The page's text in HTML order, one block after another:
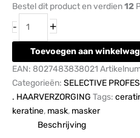
Bestel dit product en verdien12
- +
Toevoegen aan
EAN: 8027483838021
Categorieën: SELECTIVE
. HAARVERZORGING Tags:
keratine, mask, masker
Beschrijving